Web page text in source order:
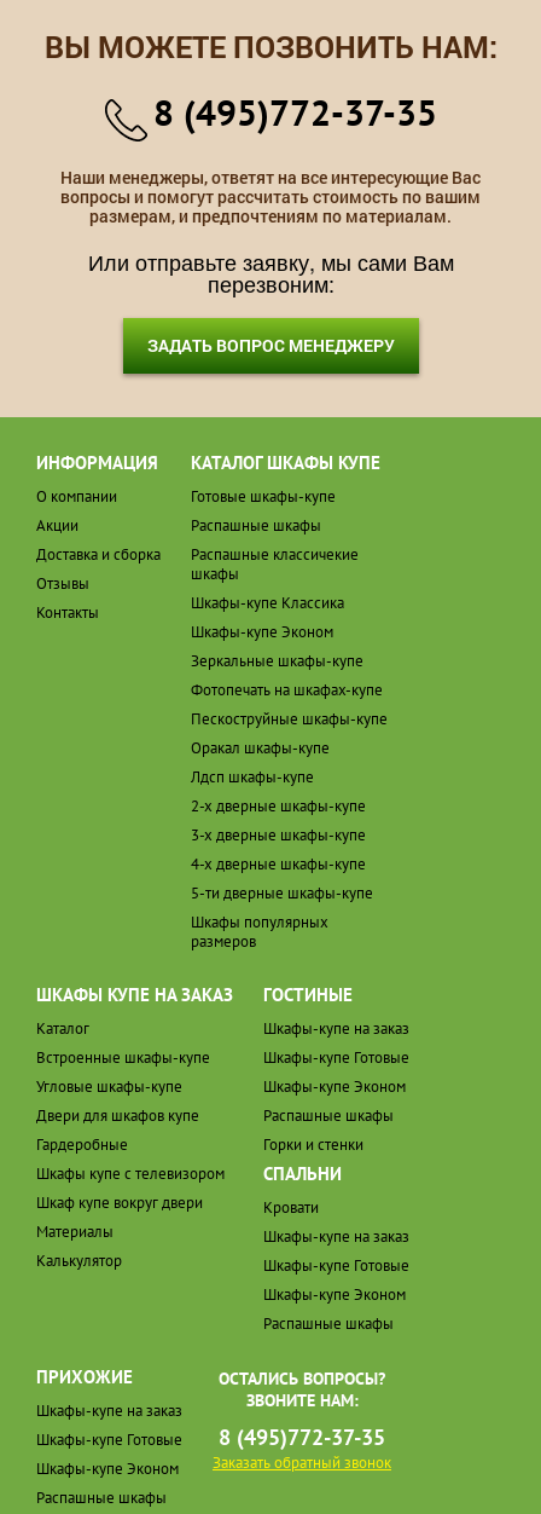
ВЫ МОЖЕТЕ ПОЗВОНИТЬ НАМ:
8 (495)772-37-35
Наши менеджеры, ответят на все интересующие Вас
вопросы и помогут рассчитать стоимость по вашим
размерам, и предпочтениям по материалам.
Или отправьте заявку, мы сами Вам
перезвоним:
ЗАДАТЬ ВОПРОС МЕНЕДЖЕРУ
ИНФОРМАЦИЯ
О компании
Акции
Доставка и сборка
Отзывы
Контакты
КАТАЛОГ ШКАФЫ КУПЕ
Готовые шкафы-купе
Распашные шкафы
Распашные классичекие
шкафы
Шкафы-купе Классика
Шкафы-купе Эконом
Зеркальные шкафы-купе
Фотопечать на шкафах-купе
Пескоструйные шкафы-купе
Оракал шкафы-купе
Лдсп шкафы-купе
2-х дверные шкафы-купе
3-х дверные шкафы-купе
4-х дверные шкафы-купе
5-ти дверные шкафы-купе
Шкафы популярных
размеров
ШКАФЫ КУПЕ НА ЗАКАЗ
Каталог
Встроенные шкафы-купе
Угловые шкафы-купе
Двери для шкафов купе
Гардеробные
Шкафы купе с телевизором
Шкаф купе вокруг двери
Материалы
Калькулятор
ГОСТИНЫЕ
Шкафы-купе на заказ
Шкафы-купе Готовые
Шкафы-купе Эконом
Распашные шкафы
Горки и стенки
СПАЛЬНИ
Кровати
Шкафы-купе на заказ
Шкафы-купе Готовые
Шкафы-купе Эконом
Распашные шкафы
ПРИХОЖИЕ
Шкафы-купе на заказ
Шкафы-купе Готовые
Шкафы-купе Эконом
Распашные шкафы
ОСТАЛИСЬ ВОПРОСЫ?
ЗВОНИТЕ НАМ:
8 (495)772-37-35
Заказать обратный звонок